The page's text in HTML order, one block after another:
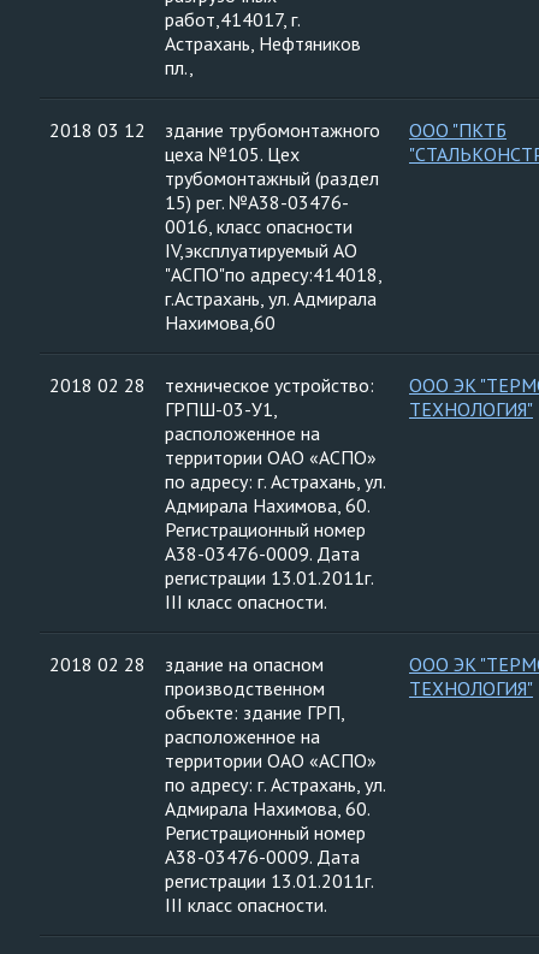
работ,414017, г.
Астрахань, Нефтяников
пл.,
2018 03 12
здание трубомонтажного
цеха №105. Цех
трубомонтажный (раздел
15) рег. №А38-03476-
0016, класс опасности
IV,эксплуатируемый АО
"АСПО"по адресу:414018,
г.Астрахань, ул. Адмирала
Нахимова,60
ООО "ПКТБ
2018 02 28
техническое устройство:
ГРПШ-03-У1,
расположенное на
территории ОАО «АСПО»
по адресу: г. Астрахань, ул.
Адмирала Нахимова, 60.
Регистрационный номер
А38-03476-0009. Дата
регистрации 13.01.2011г.
III класс опасности.
ООО ЭК
ТЕХНОЛОГИЯ"
2018 02 28
здание на опасном
производственном
объекте: здание ГРП,
расположенное на
территории ОАО «АСПО»
по адресу: г. Астрахань, ул.
Адмирала Нахимова, 60.
Регистрационный номер
А38-03476-0009. Дата
регистрации 13.01.2011г.
III класс опасности.
ООО ЭК
ТЕХНОЛОГИЯ"